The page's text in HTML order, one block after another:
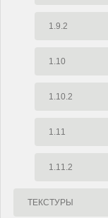
1.9.2
1.10
1.10.2
1.11
1.11.2
ТЕКСТУРЫ